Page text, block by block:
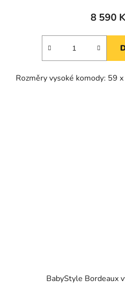
8 590
Rozměry vysoké komody: 59
BabyStyle Bordeaux